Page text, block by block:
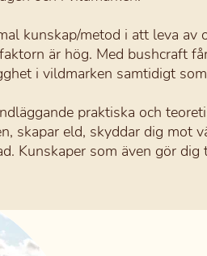
kunskap/metod i att leva av
är hög. Med bushcraft
i vildmarken samtidigt
praktiska och
skapar eld, skyddar dig mot
Kunskaper som även gör dig